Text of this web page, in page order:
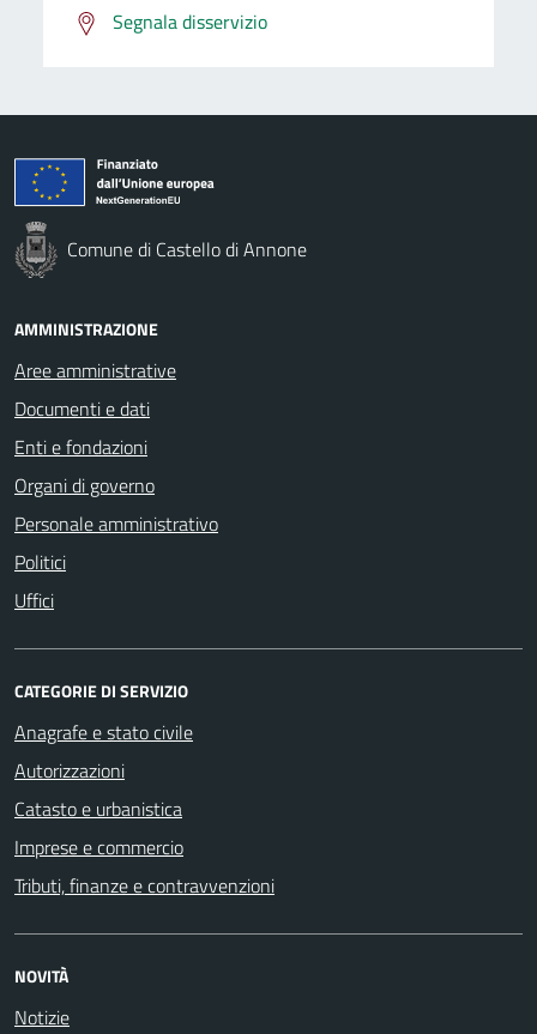
Segnala disservizio
Comune di Castello di Annone
AMMINISTRAZIONE
Aree amministrative
Documenti e dati
Enti e fondazioni
Organi di governo
Personale amministrativo
Politici
Uffici
CATEGORIE DI SERVIZIO
Anagrafe e stato civile
Autorizzazioni
Catasto e urbanistica
Imprese e commercio
Tributi, finanze e contravvenzioni
NOVITÀ
Notizie